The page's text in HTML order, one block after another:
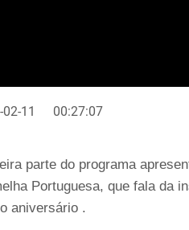
11 00:27:07
parte do programa
Portuguesa, que fala da
aniversário .